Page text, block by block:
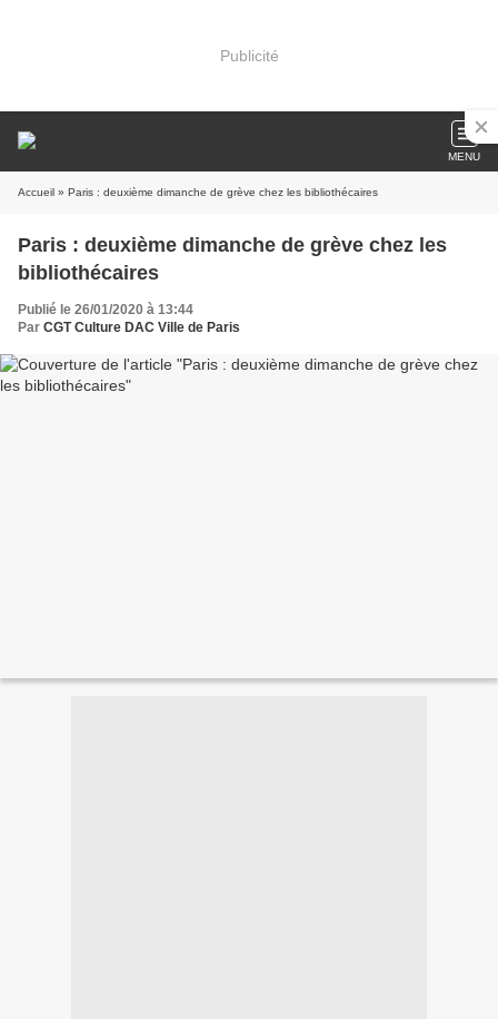
Publicité
MENU
Accueil » Paris : deuxième dimanche de grève chez les bibliothécaires
Paris : deuxième dimanche de grève chez les
bibliothécaires
Publié le 26/01/2020 à 13:44
Par CGT Culture DAC Ville de Paris